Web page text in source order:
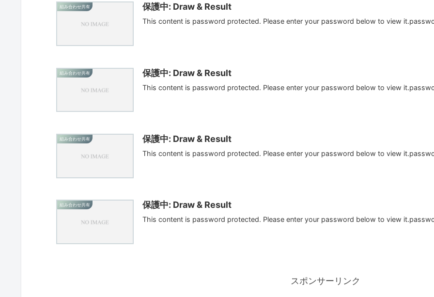
組み合わせ共有 保護中: Draw & Result
This content is password protected. Please enter your password below to view
組み合わせ共有 保護中: Draw & Result
This content is password protected. Please enter your password below to view
組み合わせ共有 保護中: Draw & Result
This content is password protected. Please enter your password below to view
組み合わせ共有 保護中: Draw & Result
This content is password protected. Please enter your password below to view
スポンサーリンク